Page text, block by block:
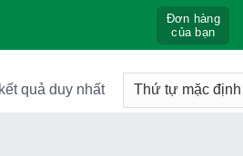
Đơn hàng
của bạn
quả duy nhất